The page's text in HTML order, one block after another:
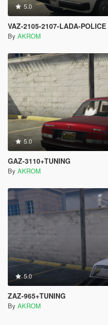
5.0
VAZ-2105-2107-LADA-POLICE
By AKROM
5.0
GAZ-3110+TUNING
By AKROM
5.0
ZAZ-965+TUNING
By AKROM